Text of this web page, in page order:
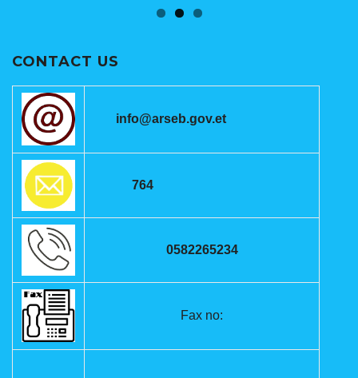
CONTACT US
info@arseb.gov.et
764
0582265234
Fax no: